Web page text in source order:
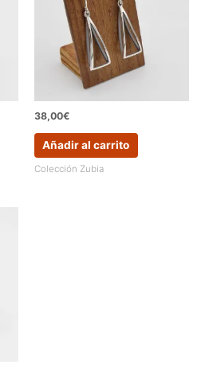
38,00€
Añadir al carrito
Colección Zubia